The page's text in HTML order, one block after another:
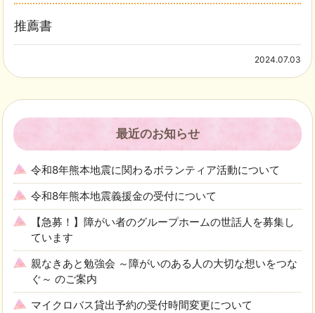
推薦書
2024.07.03
最近のお知らせ
令和8年熊本地震に関わるボランティア活動について
令和8年熊本地震義援金の受付について
【急募！】障がい者のグループホームの世話人を募集し
ています
親なきあと勉強会 ～障がいのある人の大切な想いをつな
ぐ～ のご案内
マイクロバス貸出予約の受付時間変更について